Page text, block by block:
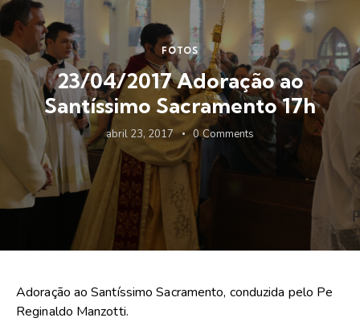
FOTOS
23/04/2017 Adoração ao
Santíssimo Sacramento 17h
abril 23, 2017 0 Comments
Adoração ao Santíssimo Sacramento, conduzida pelo Pe
Reginaldo Manzotti.